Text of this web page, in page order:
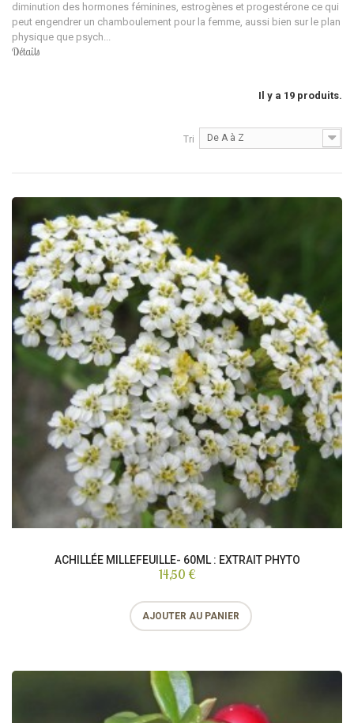
diminution des hormones féminines, estrogènes et progestérone ce qui
peut engendrer un chamboulement pour la femme, aussi bien sur le plan
physique que psych...
Détails
Il y a 19 produits.
Tri De A à Z
ACHILLÉE MILLEFEUILLE- 60ML : EXTRAIT PHYTO
14,50 €
AJOUTER AU PANIER